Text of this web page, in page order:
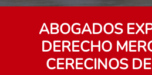
ABOGADOS
DERECHO
CERECINOS